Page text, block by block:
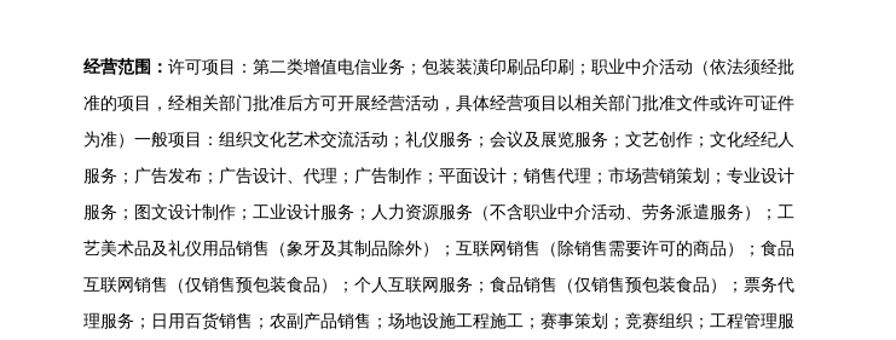
经营范围： 许可项目：第二类增值电信业务；包装装潢印刷品印刷；职业中介活动（依法须经批
准的项目，经相关部门批准后方可开展经营活动，具体经营项目以相关部门批准文件或许可证件
为准）一般项目：组织文化艺术交流活动；礼仪服务；会议及展览服务；文艺创作；文化经纪人
服务；广告发布；广告设计、代理；广告制作；平面设计；销售代理；市场营销策划；专业设计
服务；图文设计制作；工业设计服务；人力资源服务（不含职业中介活动、劳务派遣服务）；工
艺美术品及礼仪用品销售（象牙及其制品除外）；互联网销售（除销售需要许可的商品）；食品
互联网销售（仅销售预包装食品）；个人互联网服务；食品销售（仅销售预包装食品）；票务代
理服务；日用百货销售；农副产品销售；场地设施工程施工；赛事策划；竞赛组织；工程管理服